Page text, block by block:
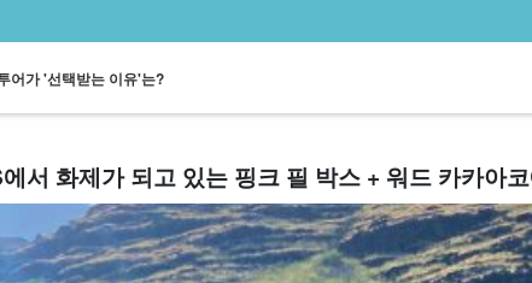
어가 '선택받는 이유'는?
서 화제가 되고 있는 핑크 필 박스 + 워드 카카아